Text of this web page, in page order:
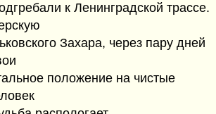
к Ленинградской трассе.
Захара, через пару дней
положение на чистые